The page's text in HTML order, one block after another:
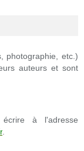
photographie, etc.)
auteurs et sont
à l'adresse